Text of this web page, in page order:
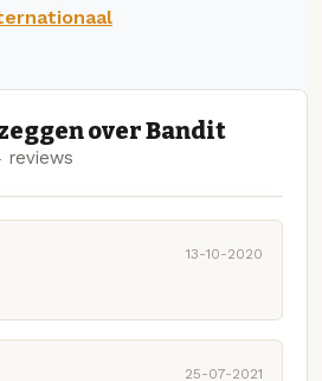
over Bandit
reviews
13-10-2020
25-07-2021